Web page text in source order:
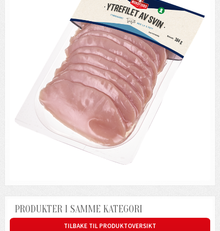
PRODUKTER I SAMME KATEGORI
TILBAKE TIL PRODUKTOVERSIKT